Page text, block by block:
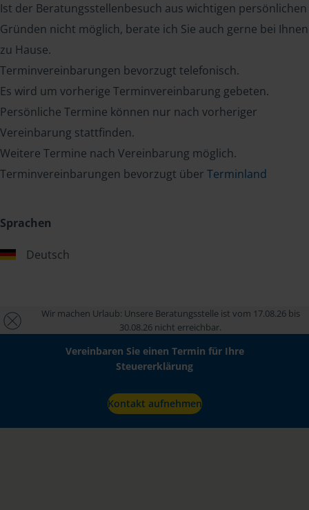
Ist der Beratungsstellenbesuch aus wichtigen persönlichen
Gründen nicht möglich, berate ich Sie auch gerne bei Ihnen
zu Hause.
Terminvereinbarungen bevorzugt telefonisch.
Es wird um vorherige Terminvereinbarung gebeten.
Persönliche Termine können nur nach vorheriger
Vereinbarung stattfinden.
Weitere Termine nach Vereinbarung möglich.
Terminvereinbarungen bevorzugt über Terminland
Sprachen
Deutsch
Wir machen Urlaub: Unsere Beratungsstelle ist vom 17.08.26 bis
30.08.26 nicht erreichbar.
Vereinbaren Sie einen Termin für Ihre
Steuererklärung
Kontakt aufnehmen